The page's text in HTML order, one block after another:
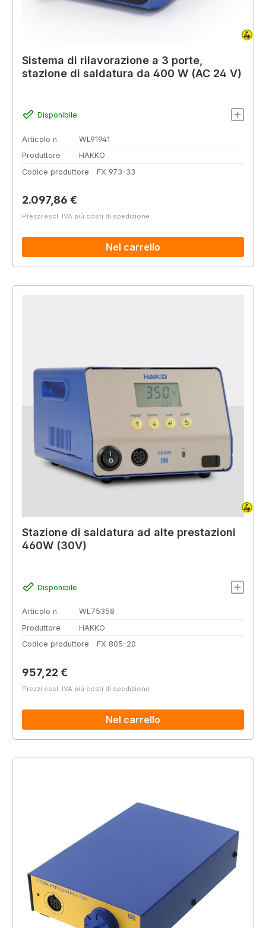
Sistema di rilavorazione a 3 porte,
stazione di saldatura da 400 W (AC 24 V)
Disponibile
Articolo n.
WL91941
Produttore
HAKKO
Codice produttore
FX 973-33
Prezzo normale:
2.097,86 €
Prezzi escl. IVA più costi di spedizione
Nel carrello
Stazione di saldatura ad alte prestazioni
460W (30V)
Disponibile
Articolo n.
WL75358
Produttore
HAKKO
Codice produttore
FX 805-20
Prezzo normale:
957,22 €
Prezzi escl. IVA più costi di spedizione
Nel carrello